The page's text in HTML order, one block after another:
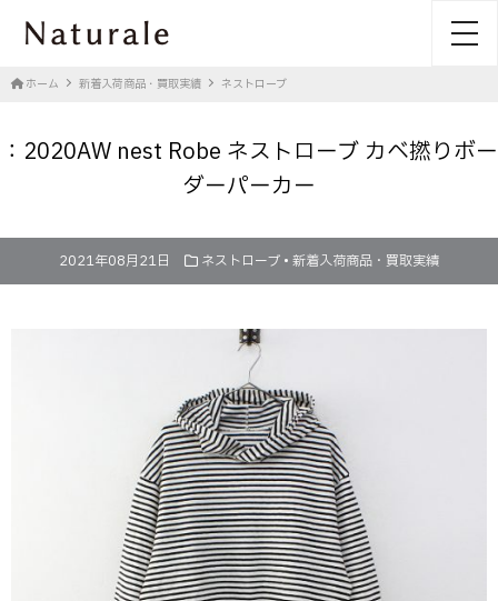
ホーム 新着入荷商品・買取実績 ネストローブ
：2020AW nest Robe ネストローブ カベ撚りボー
ダーパーカー
2021年08月21日 ネストローブ • 新着入荷商品・買取実績